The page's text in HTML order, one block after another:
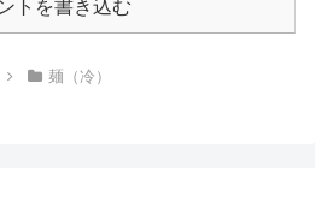
トを書き込む
麺（冷）